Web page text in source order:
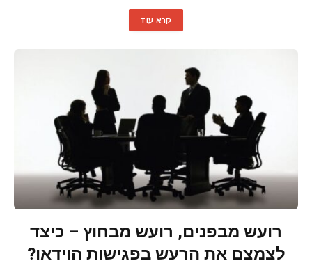
קרא עוד
רועש מבפנים, רועש מבחוץ – כיצד
לצמצם את הרעש בפגישות הוידאו?